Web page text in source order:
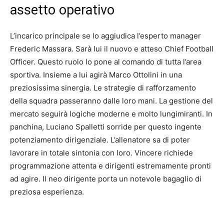
assetto operativo
L’incarico principale se lo aggiudica l’esperto manager
Frederic Massara. Sarà lui il nuovo e atteso Chief Football
Officer. Questo ruolo lo pone al comando di tutta l’area
sportiva. Insieme a lui agirà Marco Ottolini in una
preziosissima sinergia. Le strategie di rafforzamento
della squadra passeranno dalle loro mani. La gestione del
mercato seguirà logiche moderne e molto lungimiranti. In
panchina, Luciano Spalletti sorride per questo ingente
potenziamento dirigenziale. L’allenatore sa di poter
lavorare in totale sintonia con loro. Vincere richiede
programmazione attenta e dirigenti estremamente pronti
ad agire. Il neo dirigente porta un notevole bagaglio di
preziosa esperienza.